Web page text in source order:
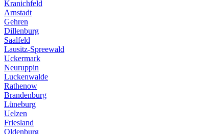
Kranichfeld
Arnstadt
Gehren
Dillenburg
Saalfeld
Lausitz-Spreewald
Uckermark
Neuruppin
Luckenwalde
Rathenow
Brandenburg
Lüneburg
Uelzen
Friesland
Oldenburg